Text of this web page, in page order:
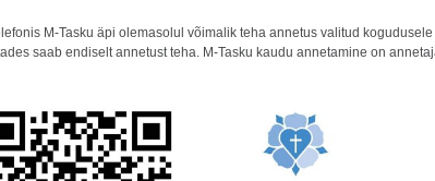
M-Tasku äpi olemasolul võimalik teha annetus valitud
saab endiselt annetust teha. M-Tasku kaudu annetamine on